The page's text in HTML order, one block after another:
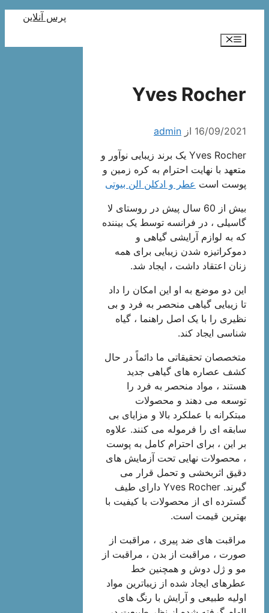
پرس آنلاین
فهرست
Yves Rocher
16/09/2021 از admin
Yves Rocher یک برند زیبایی نوآور و
متعهد با نهایت احترام به کره زمین و
پوست استعطر و ادکلن الن بیوتی
بیش از 60 سال پیش در روستای لا
گاسیلی ، در فرانسه توسط یک بیننده
که به لوازم آرایشی گیاهی و
دموکراتیزه شدن زیبایی برای همه
زنان اعتقاد داشت ، ایجاد شد.
این دو موضع به او این امکان را داد
تا زیبایی گیاهی منحصر به فرد و بی
نظیری را با یک اصل راهنما ، گیاه
شناسی ایجاد کند.
متخصصان تحقیقاتی ما دائماً در حال
کشف عصاره های گیاهی جدید
هستند ، مواد منحصر به فرد را
توسعه می دهند و محصولات
مبتکرانه با عملکرد بالا و مزایای بی
سابقه ای را فرموله می کنند. علاوه
بر این ، برای احترام کامل به پوست
، محصولات نهایی تحت آزمایش های
دقیق اثربخشی و تحمل قرار می
گیرند. Yves Rocher دارای طیف
گسترده ای از محصولات با کیفیت با
بهترین قیمت است.
مراقبت های ضد پیری ، مراقبت از
صورت ، مراقبت از بدن ، مراقبت از
مو و ژل دوش و همچنین خط
عطرهای ایجاد شده از زیباترین مواد
اولیه طبیعی و آرایش با رنگ های